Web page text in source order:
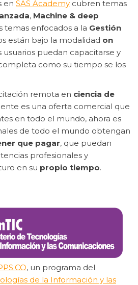
en SAS Academy cubren temas
, Machine & deep
temas enfocados a la Gestión
están bajo la modalidad on
usuarios puedan capacitarse y
como su tiempo se los
remota en ciencia de
es una oferta comercial que
en todo el mundo, ahora es
de todo el mundo obtengan
que pagar, que puedan
profesionales y
en su propio tiempo.
, un programa del
de la Información y las